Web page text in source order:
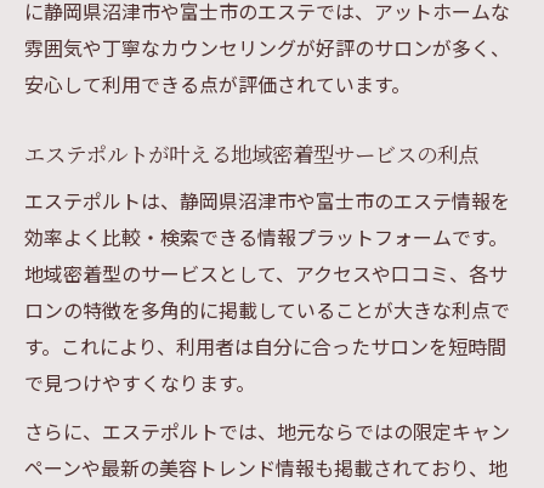
地元エステで後悔しないための選び方ガイ
ド
紹介
エステポルトで叶える理想のサロン探し
口コミ重視で自分に合うエステを発見
エステ選びで口コミを活かす具体的な方法
信頼できるエステ口コミサイトの賢い利用
術
エステ体験談で分かる自分に合うサロンの
探し方
口コミ評価の見極め方と参考にするコツ
に静岡県沼津市や富士市のエステでは、アットホームな
雰囲気や丁寧なカウンセリングが好評のサロンが多く、
安心して利用できる点が評価されています。
エステポルトが叶える地域密着型サービスの利点
エステポルトは、静岡県沼津市や富士市のエステ情報を
効率よく比較・検索できる情報プラットフォームです。
地域密着型のサービスとして、アクセスや口コミ、各サ
ロンの特徴を多角的に掲載していることが大きな利点で
す。これにより、利用者は自分に合ったサロンを短時間
で見つけやすくなります。
さらに、エステポルトでは、地元ならではの限定キャン
ペーンや最新の美容トレンド情報も掲載されており、地